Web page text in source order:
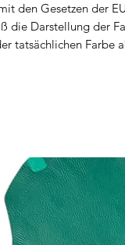
den Gesetzen der
die Darstellung der
tatsächlichen Farbe